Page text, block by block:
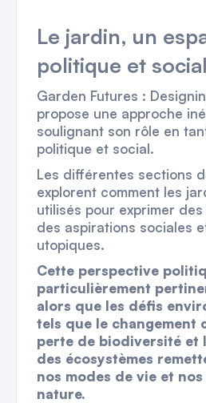
Le jardin, un
politique et social
Garden Futures :
propose une approche
soulignant son rôle en
politique et social.
Les différentes sections
explorent comment les
utilisés pour exprimer
des aspirations sociales
utopiques.
Cette perspective
particulièrement
alors que les défis
tels que le changement
perte de biodiversité et
des écosystèmes
nos modes de vie et
nature.